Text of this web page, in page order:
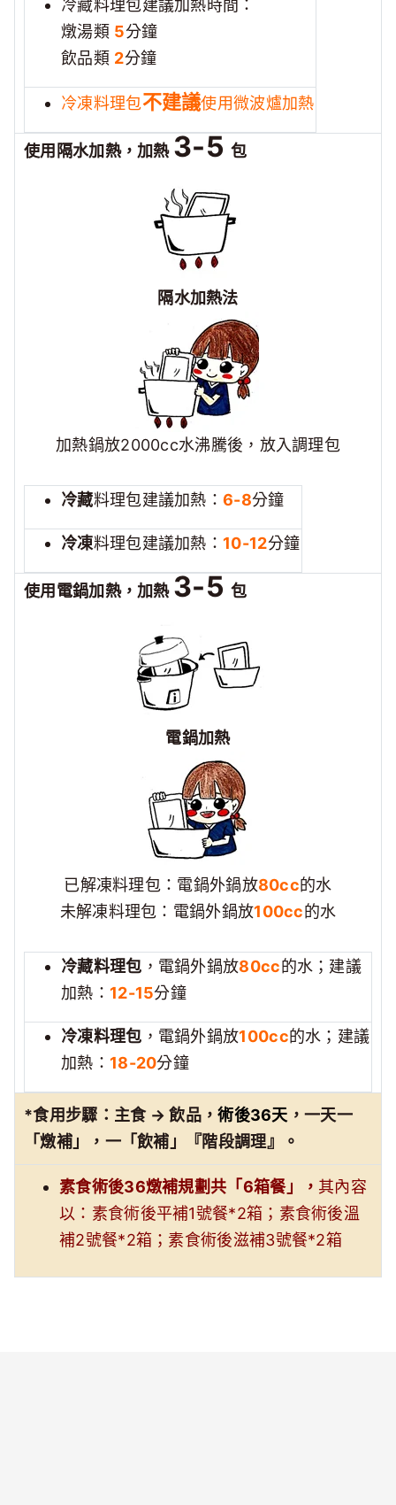
冷藏料理包建議加熱時間：
燉湯類 5分鐘
飲品類 2分鐘
冷凍料理包不建議使用微波爐加熱
使用隔水加熱，加熱 3-5包
隔水加熱法
加熱鍋放2000cc水沸騰後，放入調理包
冷藏料理包建議加熱：6-8分鐘
冷凍料理包建議加熱： 10-12分鐘
使用電鍋加熱，加熱 3-5包
電鍋加熱
已解凍料理包：電鍋外鍋放80cc的水
未解凍料理包：電鍋外鍋放100cc的水
冷藏料理包 ，電鍋外鍋放80cc的水；建議
加熱： 12-15分鐘
冷凍料理包 ，電鍋外鍋放100cc的水；建議
加熱： 18-20分鐘
*食用步驟：主食 → 飲品，術後36天 ，一天一
「燉補」，一「飲補」『階段調理』。
素食術後36燉補規劃共「6箱餐」， 其內容
以：素食術後平補1號餐*2箱；素食術後溫
補2號餐*2箱；素食術後滋補3號餐*2箱